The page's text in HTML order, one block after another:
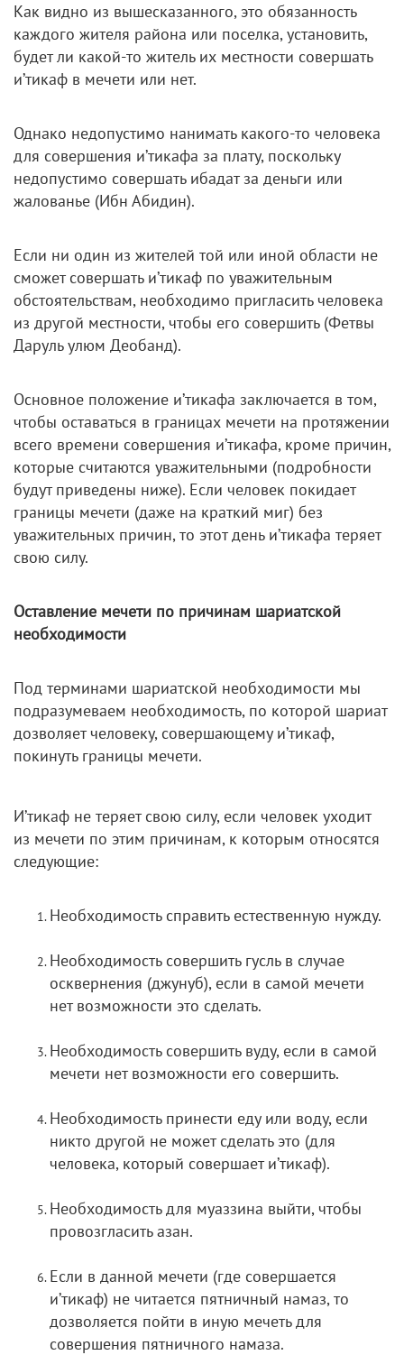
Как видно из вышесказанного, это обязанность
каждого жителя района или поселка, установить,
будет ли какой-то житель их местности совершать
и’тикаф в мечети или нет.
Однако недопустимо нанимать какого-то человека
для совершения и’тикафа за плату, поскольку
недопустимо совершать ибадат за деньги или
жалованье (Ибн Абидин).
Если ни один из жителей той или иной области не
сможет совершать и’тикаф по уважительным
обстоятельствам, необходимо пригласить человека
из другой местности, чтобы его совершить (Фетвы
Даруль улюм Деобанд).
Основное положение и’тикафа заключается в том,
чтобы оставаться в границах мечети на протяжении
всего времени совершения и’тикафа, кроме причин,
которые считаются уважительными (подробности
будут приведены ниже). Если человек покидает
границы мечети (даже на краткий миг) без
уважительных причин, то этот день и’тикафа теряет
свою силу.
Оставление мечети по причинам шариатской
необходимости
Под терминами шариатской необходимости мы
подразумеваем необходимость, по которой шариат
дозволяет человеку, совершающему и’тикаф,
покинуть границы мечети.
И’тикаф не теряет свою силу, если человек уходит
из мечети по этим причинам, к которым относятся
следующие:
Необходимость справить естественную нужду.
Необходимость совершить гусль в случае
осквернения (джунуб), если в самой мечети
нет возможности это сделать.
Необходимость совершить вуду, если в самой
мечети нет возможности его совершить.
Необходимость принести еду или воду, если
никто другой не может сделать это (для
человека, который совершает и’тикаф).
Необходимость для муаззина выйти, чтобы
провозгласить азан.
Если в данной мечети (где совершается
и’тикаф) не читается пятничный намаз, то
дозволяется пойти в иную мечеть для
совершения пятничного намаза.